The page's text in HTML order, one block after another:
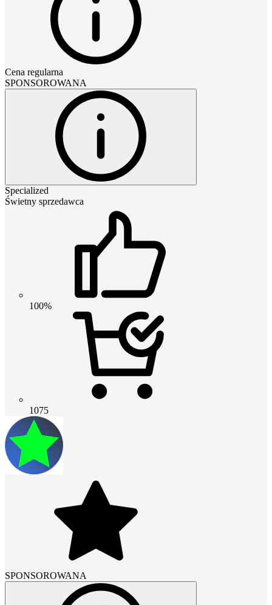
Cena regularna
SPONSOROWANA
Specialized
Świetny sprzedawca
100%
1075
SPONSOROWANA